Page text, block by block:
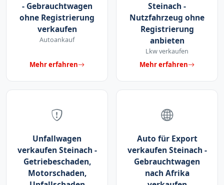
- Gebrauchtwagen
ohne Registrierung
verkaufen
Autoankauf
Mehr erfahren
Steinach -
Nutzfahrzeug ohne
Registrierung
anbieten
Lkw verkaufen
Mehr erfahren
Unfallwagen
verkaufen Steinach -
Getriebeschaden,
Motorschaden,
Auto für Export
verkaufen Steinach -
Gebrauchtwagen
nach Afrika